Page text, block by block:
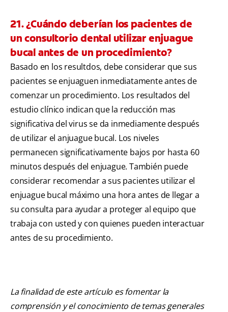
21. ¿Cuándo deberían los pacientes de
un consultorio dental utilizar enjuague
bucal antes de un procedimiento?
Basado en los resultdos, debe considerar que sus
pacientes se enjuaguen inmediatamente antes de
comenzar un procedimiento. Los resultados del
estudio clínico indican que la reducción mas
significativa del virus se da inmediamente después
de utilizar el anjuague bucal. Los niveles
permanecen significativamente bajos por hasta 60
minutos después del enjuague. También puede
considerar recomendar a sus pacientes utilizar el
enjuague bucal máximo una hora antes de llegar a
su consulta para ayudar a proteger al equipo que
trabaja con usted y con quienes pueden interactuar
antes de su procedimiento.
La finalidad de este artículo es fomentar la
comprensión y el conocimiento de temas generales